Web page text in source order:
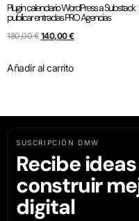
Plugin calendario WordPress a Substack
publicar entradas PRO Agencias
180,00€ 140,00€
Añadir al carrito
SUSCRIPCIÓN DMW
Recibe
construir
digital